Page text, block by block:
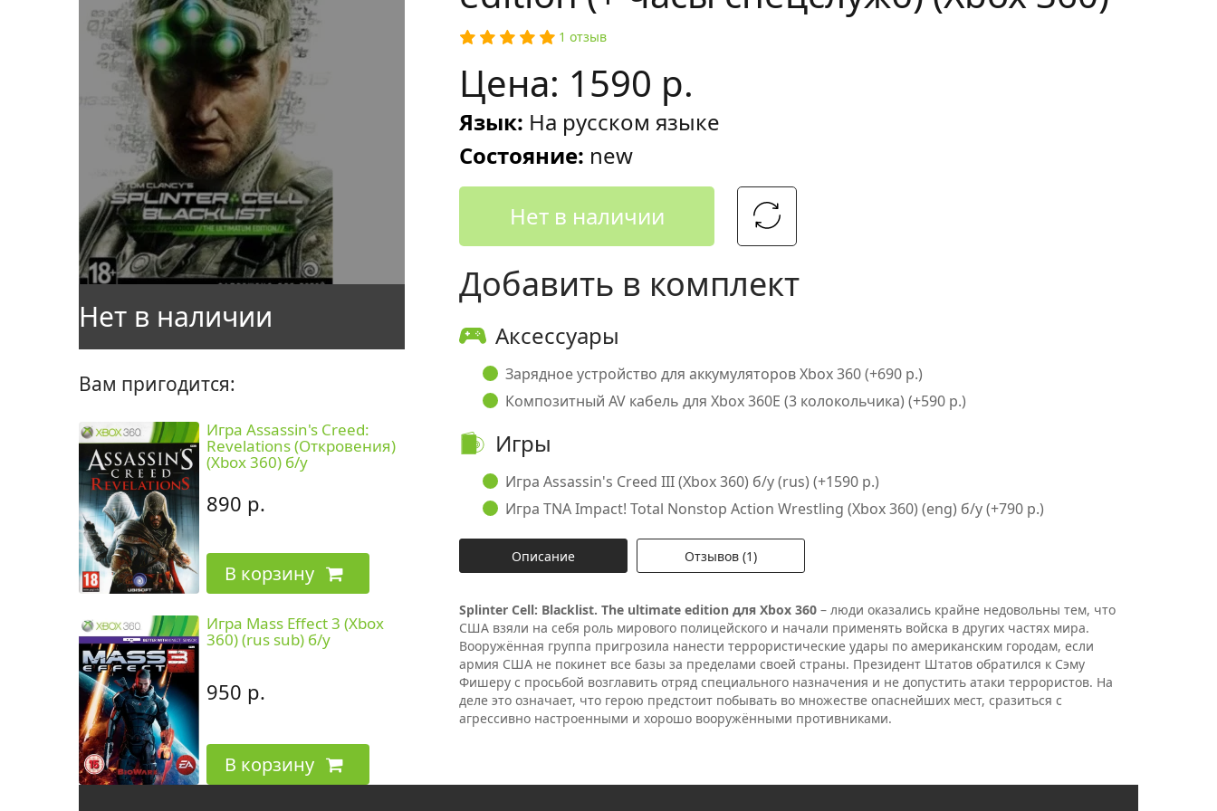
Вам пригодится:
Игра Assassin's Creed:
Revelations (Откровения)
(Xbox 360) б/у
890 р.
В корзину
Игра Mass Effect 3 (Xbox
360) (rus sub) б/у
950 р.
В корзину
1 отзыв
Цена: 1590 р.
Язык: На русском языке
Состояние: new
Нет в наличии
Добавить в комплект
Аксессуары
Зарядное устройство для аккумуляторов Xbox 360 (+690 р.)
Композитный AV кабель для Xbox 360E (3 колокольчика) (+590 р.)
Игры
Игра Assassin's Creed III (Xbox 360) б/у (rus) (+1590 р.)
Игра TNA Impact! Total Nonstop Action Wrestling (Xbox 360) (eng) б/у (+790 р.)
Описание Отзывов (1)
Splinter Cell: Blacklist. The ultimate edition для Xbox 360 – люди оказались крайне недовольны тем, что
США взяли на себя роль мирового полицейского и начали применять войска в других частях мира.
Вооружённая группа пригрозила нанести террористические удары по американским городам, если
армия США не покинет все базы за пределами своей страны. Президент Штатов обратился к Сэму
Фишеру с просьбой возглавить отряд специального назначения и не допустить атаки террористов. На
деле это означает, что герою предстоит побывать во множестве опаснейших мест, сразиться с
агрессивно настроенными и хорошо вооружёнными противниками.